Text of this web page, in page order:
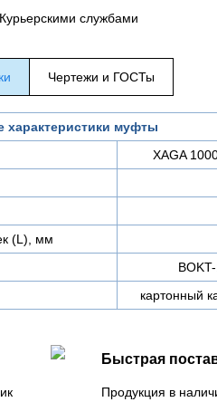
Курьерскими службами
Чертежи и ГОСТы
характеристики муфты
XAGA
(L), мм
картонный
Быстрая
Продукция в